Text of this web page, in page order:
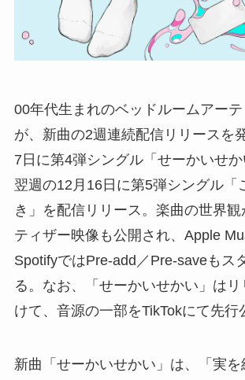
00年代生まれのベッドルームアー
が、新曲の2週連続配信リリースを
7日に第4弾シングル「せーかいせ
翌週の12月16日に第5弾シングル「
き」を配信リリース。楽曲の世界
ティザー映像も公開され、Apple
SpotifyではPre-add／Pre-saveもス
る。なお、「せーかいせかい」は
けて、音源の一部をTikTokにて先行
新曲「せーかいせかい」は、「実